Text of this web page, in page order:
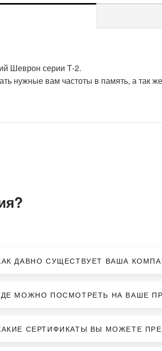
Шеврон серии Т-2.
нужные вам частоты в память, а так
.
ДАВНО СУЩЕСТВУЕТ ВАША
МОЖНО ПОСМОТРЕТЬ НА ВАШЕ
СЕРТИФИКАТЫ ВЫ МОЖЕТЕ